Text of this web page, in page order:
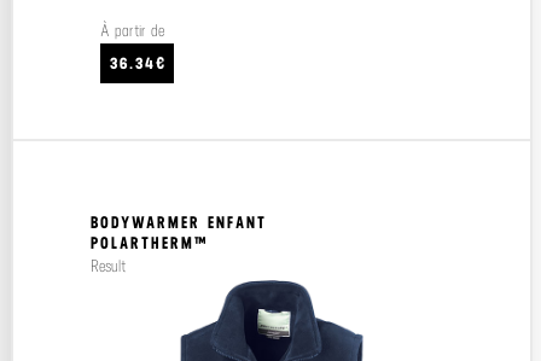
À partir de
36.34€
BODYWARMER ENFANT
POLARTHERM™
Result